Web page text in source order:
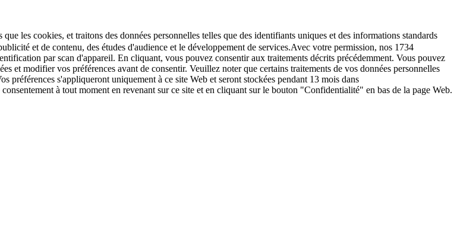
les cookies, et traitons des données personnelles telles que des identifiants uniques et des informations standards
et de contenu, des études d'audience et le développement de services.Avec votre permission, nos 1734
par scan d'appareil. En cliquant, vous pouvez consentir aux traitements décrits précédemment. Vous pouvez
et modifier vos préférences avant de consentir. Veuillez noter que certains traitements de vos données personnelles
préférences s'appliqueront uniquement à ce site Web et seront stockées pendant 13 mois dans
à tout moment en revenant sur ce site et en cliquant sur le bouton "Confidentialité" en bas de la page Web.